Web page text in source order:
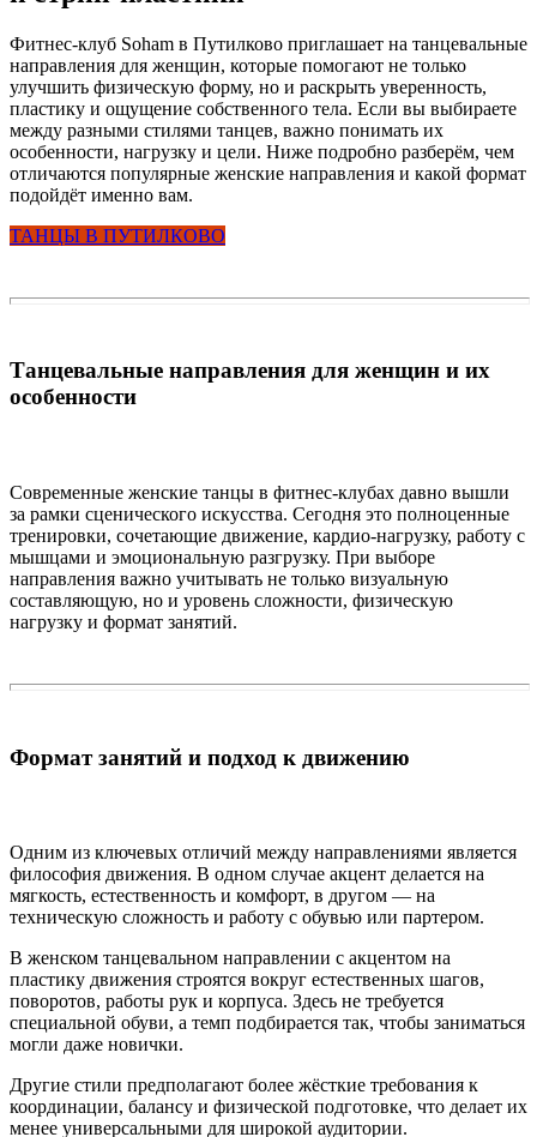
Фитнес-клуб Soham в Путилково приглашает на танцевальные
направления для женщин, которые помогают не только
улучшить физическую форму, но и раскрыть уверенность,
пластику и ощущение собственного тела. Если вы выбираете
между разными стилями танцев, важно понимать их
особенности, нагрузку и цели. Ниже подробно разберём, чем
отличаются популярные женские направления и какой формат
подойдёт именно вам.
ТАНЦЫ В ПУТИЛКОВО
Танцевальные направления для женщин и их
особенности
Современные женские танцы в фитнес-клубах давно вышли
за рамки сценического искусства. Сегодня это полноценные
тренировки, сочетающие движение, кардио-нагрузку, работу с
мышцами и эмоциональную разгрузку. При выборе
направления важно учитывать не только визуальную
составляющую, но и уровень сложности, физическую
нагрузку и формат занятий.
Формат занятий и подход к движению
Одним из ключевых отличий между направлениями является
философия движения. В одном случае акцент делается на
мягкость, естественность и комфорт, в другом — на
техническую сложность и работу с обувью или партером.
В женском танцевальном направлении с акцентом на
пластику движения строятся вокруг естественных шагов,
поворотов, работы рук и корпуса. Здесь не требуется
специальной обуви, а темп подбирается так, чтобы заниматься
могли даже новички.
Другие стили предполагают более жёсткие требования к
координации, балансу и физической подготовке, что делает их
менее универсальными для широкой аудитории.